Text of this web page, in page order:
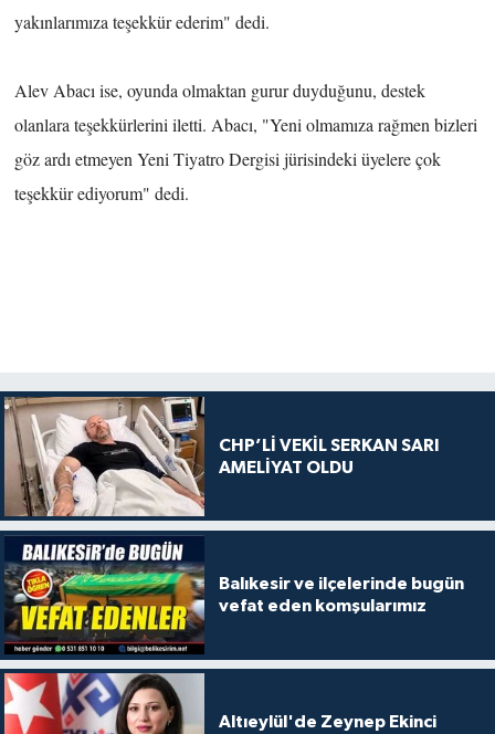
yakınlarımıza teşekkür ederim" dedi.
Alev Abacı ise, oyunda olmaktan gurur duyduğunu, destek
olanlara teşekkürlerini iletti. Abacı, "Yeni olmamıza rağmen bizleri
göz ardı etmeyen Yeni Tiyatro Dergisi jürisindeki üyelere çok
teşekkür ediyorum" dedi.
CHP’Lİ VEKİL SERKAN SARI
AMELİYAT OLDU
Balıkesir ve ilçelerinde bugün
vefat eden komşularımız
Altıeylül'de Zeynep Ekinci